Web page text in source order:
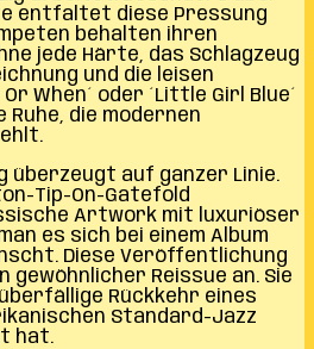
entfaltet diese Pressung
behalten ihren
jede Härte, das Schlagzeug
und die leisen
When´ oder ´Little Girl Blue´
die modernen
überzeugt auf ganzer Linie.
Tip-On-Gatefold
Artwork mit luxuriöser
es sich bei einem Album
Diese Veröffentlichung
Reissue an. Sie
Rückkehr eines
Standard-Jazz
hat.